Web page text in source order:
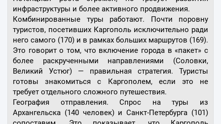
инфраструктуры и более активного продвижения.
Комбинированные туры работают. Почти поровну
туристов, посетивших Каргополь исключительно ради
него самого (170) и в рамках больших маршрутов (169).
Это говорит о том, что включение города в «пакет» с
более раскрученными направлениями (Соловки,
Великий Устюг) — правильная стратегия. Туристы
готовы знакомиться с Каргополем, если это не
требует отдельного сложного путешествия.
География отправления. Спрос на туры из
Архангельска (140 человек) и Санкт-Петербурга (101)